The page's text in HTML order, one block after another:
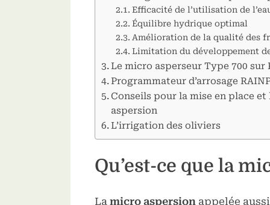
sub-
menu
Efficacité de l’utilisation de
Équilibre hydrique optimal
Amélioration de la qualité des
Limitation du développement
Le micro asperseur Type 700 sur
Programmateur d’arrosage
Conseils pour la mise en place
aspersion
L’irrigation des oliviers
Qu’est-ce que la
La micro aspersion appelée